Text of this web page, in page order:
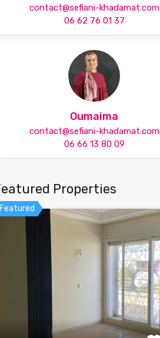
contact@sefiani-khadamat.com
06 62 76 01 37
Oumaima
contact@sefiani-khadamat.com
06 66 13 80 09
Properties
Featured